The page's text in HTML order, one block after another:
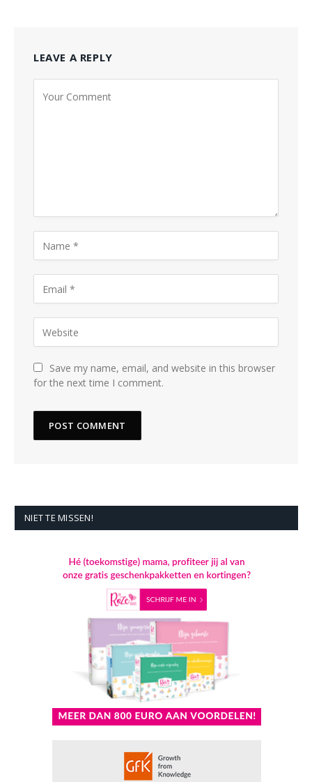
LEAVE A REPLY
Save my name, email, and website in this browser
for the next time I comment.
NIET TE MISSEN!